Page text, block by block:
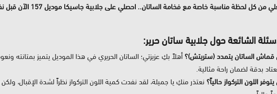
من كل لحظة مناسبة خاصة مع فخامة الساتان.. احصلي على جلابية جاسيكا موديل 157 الآن قبل نفاذ الكمية المحدودة!
الشائعة حول جلابية ساتان حرير:
الساتان يتمدد (ستريتش)؟أهلاً بكِ عزيزتي؛ الساتان الحريري في هذا الموديل يتميز بمتانته
بدقة لضمان راحة مثالية.
اللون التركواز حالياً؟ نعتذر منكِ يا جميلة، لقد نفدت كمية اللون التركواز نظراً لشدة الإقبال،